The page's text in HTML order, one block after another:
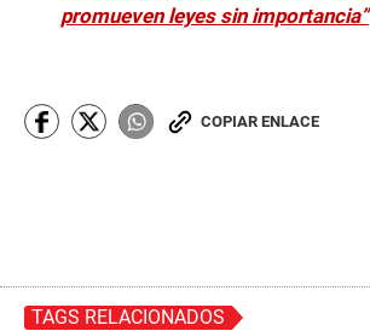
promueven leyes sin importancia”
COPIAR ENLACE
TAGS RELACIONADOS